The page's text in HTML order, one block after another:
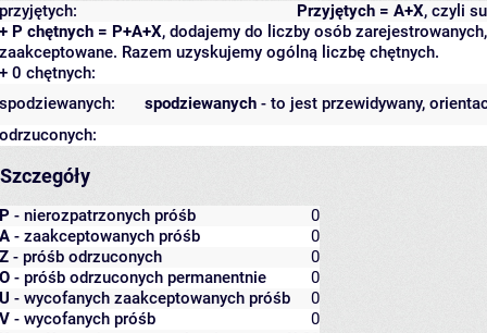
Przyjętych = A+X, czyli
przyjętych:
+ P chętnych = P+A+X, dodajemy do liczby osób
zaakceptowane. Razem uzyskujemy ogólną liczbę chętnych.
+ 0 chętnych:
spodziewanych - to jest przewidywany,
spodziewanych:
odrzuconych:
Szczegóły
P - nierozpatrzonych próśb
0
A - zaakceptowanych próśb
0
Z - próśb odrzuconych
0
O - próśb odrzuconych permanentnie
0
U - wycofanych zaakceptowanych próśb
0
V - wycofanych próśb
0